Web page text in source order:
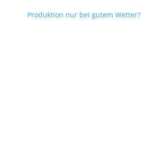
Produktion nur bei gutem Wetter?